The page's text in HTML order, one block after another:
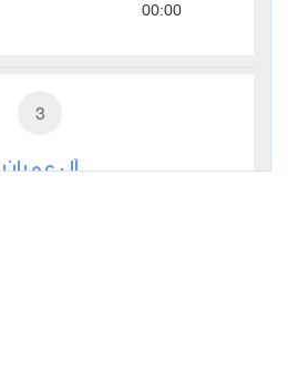
00:00
3
آل عمران